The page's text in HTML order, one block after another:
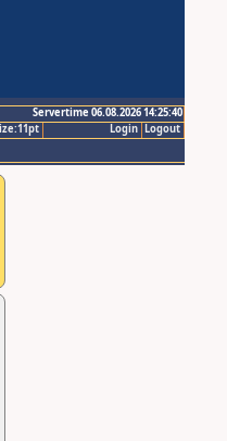
Servertime 06.08.2026 14:25:40
Logout
Login